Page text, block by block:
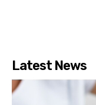
Latest News